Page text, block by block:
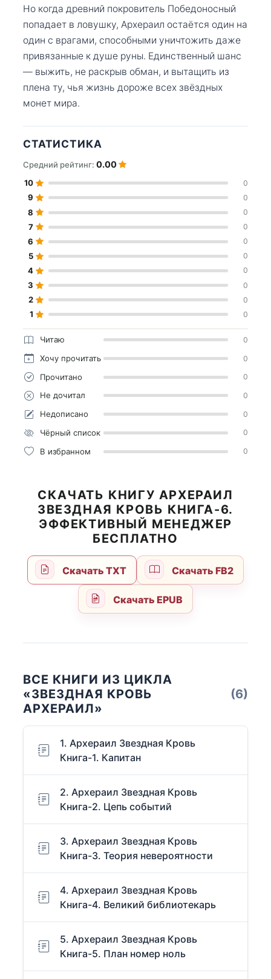
Но когда древний покровитель Победоносный
попадает в ловушку, Архераил остаётся один на
один с врагами, способными уничтожить даже
привязанные к душе руны. Единственный шанс
— выжить, не раскрыв обман, и вытащить из
плена ту, чья жизнь дороже всех звёздных
монет мира.
СТАТИСТИКА
Средний рейтинг: 0.00
10 0
9 0
8 0
7 0
6 0
5 0
4 0
3 0
2 0
1 0
Читаю 0
Хочу прочитать 0
Прочитано 0
Не дочитал 0
Недописано 0
Чёрный список 0
В избранном 0
СКАЧАТЬ КНИГУ АРХЕРАИЛ
ЗВЕЗДНАЯ КРОВЬ КНИГА-6.
ЭФФЕКТИВНЫЙ МЕНЕДЖЕР
БЕСПЛАТНО
Скачать TXT Скачать FB2
Скачать EPUB
ВСЕ КНИГИ ИЗ ЦИКЛА
«ЗВЕЗДНАЯ КРОВЬ
АРХЕРАИЛ»
(6)
1. Архераил Звездная Кровь
Книга-1. Капитан
2. Архераил Звездная Кровь
Книга-2. Цепь событий
3. Архераил Звездная Кровь
Книга-3. Теория невероятности
4. Архераил Звездная Кровь
Книга-4. Великий библиотекарь
5. Архераил Звездная Кровь
Книга-5. План номер ноль